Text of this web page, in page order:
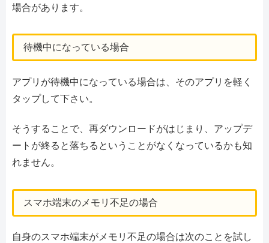
場合があります。
待機中になっている場合
アプリが待機中になっている場合は、そのアプリを軽く
タップして下さい。
そうすることで、再ダウンロードがはじまり、アップデ
ートが終ると落ちるということがなくなっているかも知
れません。
スマホ端末のメモリ不足の場合
自身のスマホ端末がメモリ不足の場合は次のことを試し